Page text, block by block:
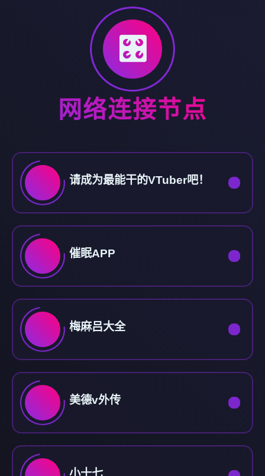
🎛️
网络连接节点
请成为最能干的VTuber吧！
催眠APP
梅麻吕大全
美德v外传
小十七